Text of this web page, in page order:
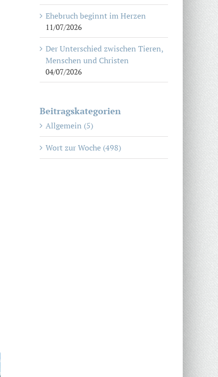
Ehebruch beginnt im Herzen
11/07/2026
Der Unterschied zwischen Tieren,
Menschen und Christen
04/07/2026
Beitragskategorien
Allgemein (5)
Wort zur Woche (498)